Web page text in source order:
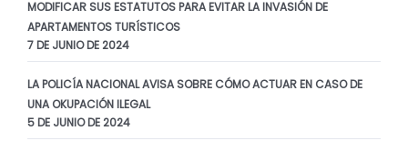
MODIFICAR SUS ESTATUTOS PARA EVITAR LA INVASIÓN DE
APARTAMENTOS TURÍSTICOS
7 DE JUNIO DE 2024
LA POLICÍA NACIONAL AVISA SOBRE CÓMO ACTUAR EN CASO DE
UNA OKUPACIÓN ILEGAL
5 DE JUNIO DE 2024